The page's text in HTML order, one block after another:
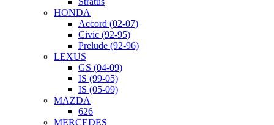
HONDA
Accord (02-07)
Civic (92-95)
Prelude (92-96)
LEXUS
GS (04-09)
IS (99-05)
IS (05-09)
MAZDA
626
MERCEDES